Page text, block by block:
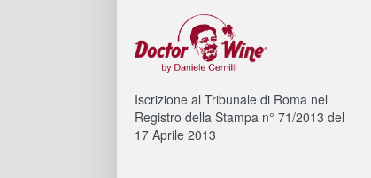
Iscrizione al Tribunale di Roma nel
Registro della Stampa n° 71/2013 del
17 Aprile 2013